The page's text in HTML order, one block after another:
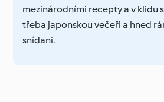
mezinárodními recepty a v klidu
třeba japonskou večeři a hned
snídani.